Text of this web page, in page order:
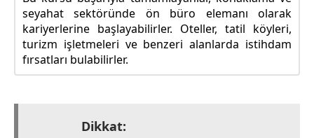
seyahat sektöründe ön büro elemanı olarak
kariyerlerine başlayabilirler. Oteller, tatil köyleri,
turizm işletmeleri ve benzeri alanlarda istihdam
fırsatları bulabilirler.
Dikkat: